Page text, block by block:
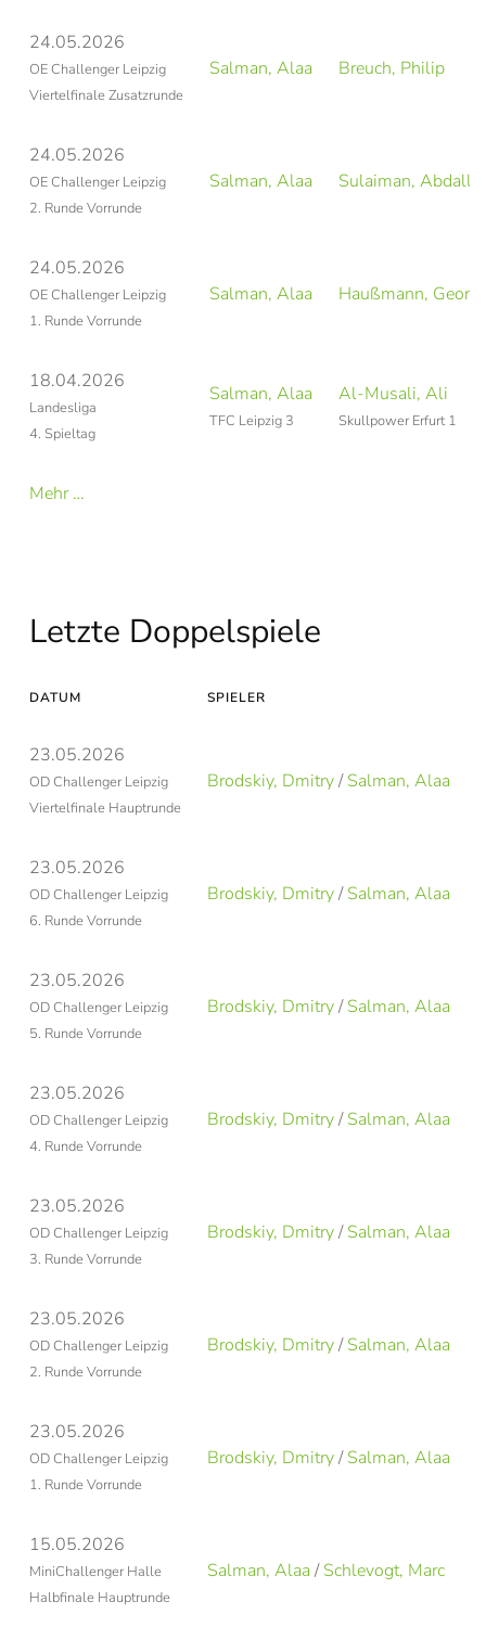
24.05.2026
OE Challenger Leipzig
Viertelfinale Zusatzrunde
Salman, Alaa Breuch, Philip
24.05.2026
OE Challenger Leipzig
2. Runde Vorrunde
Salman, Alaa Sulaiman,
24.05.2026
OE Challenger Leipzig
1. Runde Vorrunde
Salman, Alaa Haußmann, Georg
18.04.2026
Landesliga
4. Spieltag
Salman, Alaa
TFC Leipzig 3
Al-Musali, Ali
Skullpower Erfurt 1
Mehr …
Letzte Doppelspiele
DATUM SPIELER
23.05.2026
OD Challenger Leipzig
Viertelfinale Hauptrunde
Brodskiy, Dmitry/Salman, Alaa
23.05.2026
OD Challenger Leipzig
6. Runde Vorrunde
Brodskiy, Dmitry/Salman, Alaa
23.05.2026
OD Challenger Leipzig
5. Runde Vorrunde
Brodskiy, Dmitry/Salman, Alaa
23.05.2026
OD Challenger Leipzig
4. Runde Vorrunde
Brodskiy, Dmitry/Salman, Alaa
23.05.2026
OD Challenger Leipzig
3. Runde Vorrunde
Brodskiy, Dmitry/Salman, Alaa
23.05.2026
OD Challenger Leipzig
2. Runde Vorrunde
Brodskiy, Dmitry/Salman, Alaa
23.05.2026
OD Challenger Leipzig
1. Runde Vorrunde
Brodskiy, Dmitry/Salman, Alaa
15.05.2026
MiniChallenger Halle
Halbfinale Hauptrunde
Salman, Alaa /Schlevogt, Marc